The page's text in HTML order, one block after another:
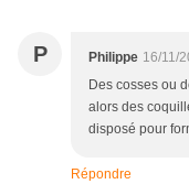
P Philippe 16/11/
Des cosses ou
alors des
disposé pour
Répondre